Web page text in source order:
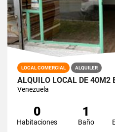
LOCAL COMERCIAL ALQUILER
ALQUILO LOCAL DE 40M2
Venezuela
0
Habitaciones
1
Baño